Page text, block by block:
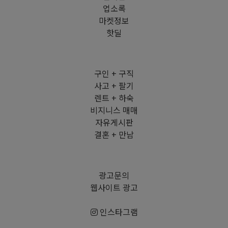
업소록
마켓정보
핫딜
구인 + 구직
사고 + 팔기
렌트 + 하숙
비지니스 매매
자유게시판
결혼 + 만남
광고문의
웹사이트 광고
인스타그램